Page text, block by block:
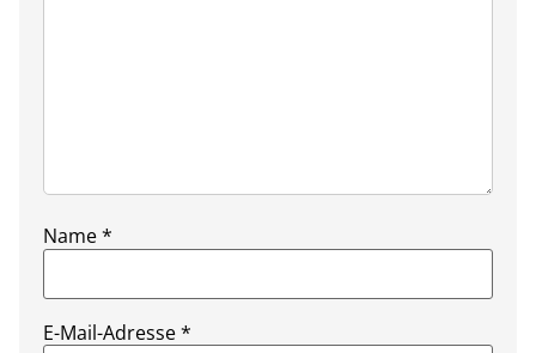
Name*
E-Mail-Adresse*